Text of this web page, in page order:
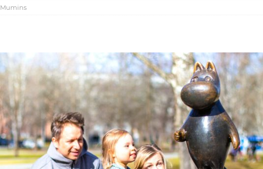
[ Juli 28, 2026 ]
Mumins